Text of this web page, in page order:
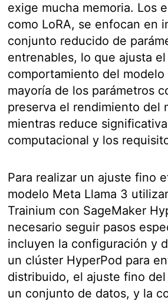
exige mucha memoria. Los
como LoRA, se enfocan en
conjunto reducido de
entrenables, lo que ajusta el
comportamiento del
mayoría de los parámetros
preserva el rendimiento del
mientras reduce
computacional y los
Para realizar un ajuste fino
modelo Meta Llama 3
Trainium con SageMaker
necesario seguir pasos
incluyen la configuración y
un clúster HyperPod para
distribuido, el ajuste fino
un conjunto de datos, y la